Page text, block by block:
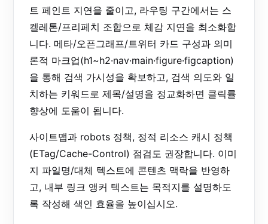
트 페인트 지연을 줄이고, 라우팅 구간에서는 스
켈레톤/프리페치 조합으로 체감 지연을 최소화합
니다. 메타/오픈그래프/트위터 카드 구성과 의미
론적 마크업(h1~h2·nav·main·figure·figcaption)
을 통해 검색 가시성을 확보하고, 검색 의도와 일
치하는 키워드로 제목/설명을 정교화하면 클릭률
향상에 도움이 됩니다.
사이트맵과 robots 정책, 정적 리소스 캐시 정책
(ETag/Cache-Control) 점검도 권장합니다. 이미
지 파일명/대체 텍스트에 콘텐츠 맥락을 반영하
고, 내부 링크 앵커 텍스트는 목적지를 설명하도
록 작성해 색인 효율을 높이십시오.